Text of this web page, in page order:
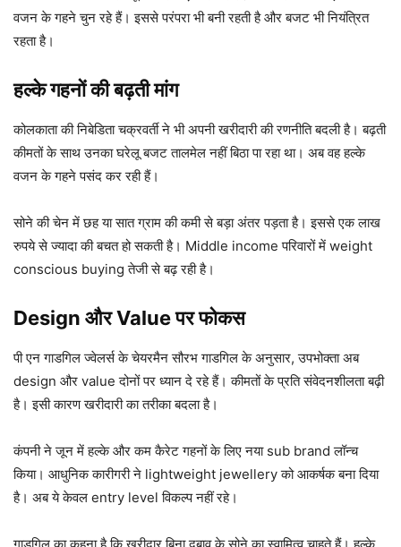
वजन के गहने चुन रहे हैं। इससे परंपरा भी बनी रहती है और बजट भी नियंत्रित
रहता है।
हल्के गहनों की बढ़ती मांग
कोलकाता की निबेडिता चक्रवर्ती ने भी अपनी खरीदारी की रणनीति बदली है। बढ़ती
कीमतों के साथ उनका घरेलू बजट तालमेल नहीं बिठा पा रहा था। अब वह हल्के
वजन के गहने पसंद कर रही हैं।
सोने की चेन में छह या सात ग्राम की कमी से बड़ा अंतर पड़ता है। इससे एक लाख
रुपये से ज्यादा की बचत हो सकती है। Middle income परिवारों में weight
conscious buying तेजी से बढ़ रही है।
Design और Value पर फोकस
पी एन गाडगिल ज्वेलर्स के चेयरमैन सौरभ गाडगिल के अनुसार, उपभोक्ता अब
design और value दोनों पर ध्यान दे रहे हैं। कीमतों के प्रति संवेदनशीलता बढ़ी
है। इसी कारण खरीदारी का तरीका बदला है।
कंपनी ने जून में हल्के और कम कैरेट गहनों के लिए नया sub brand लॉन्च
किया। आधुनिक कारीगरी ने lightweight jewellery को आकर्षक बना दिया
है। अब ये केवल entry level विकल्प नहीं रहे।